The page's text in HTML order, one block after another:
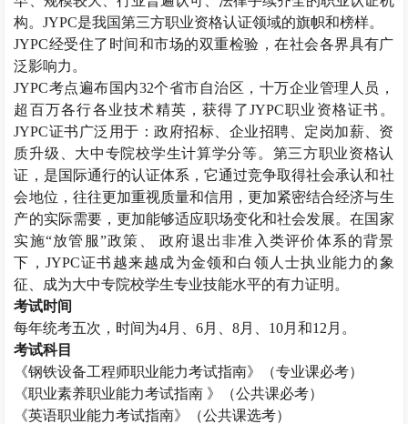
构。JYPC是我国第三方职业资格认证领域的旗帜和榜样。
JYPC经受住了时间和市场的双重检验，在社会各界具有广
泛影响力。
JYPC考点遍布国内32个省市自治区，十万企业管理人员，
超百万各行各业技术精英，获得了JYPC职业资格证书。
JYPC证书广泛用于：政府招标、企业招聘、定岗加薪、资
质升级、大中专院校学生计算学分等。第三方职业资格认
证，是国际通行的认证体系，它通过竞争取得社会承认和社
会地位，往往更加重视质量和信用，更加紧密结合经济与生
产的实际需要，更加能够适应职场变化和社会发展。在国家
实施“放管服”政策、 政府退出非准入类评价体系的背景
下， JYPC证书越来越成为金领和白领人士执业能力的象
征、成为大中专院校学生专业技能水平的有力证明。
考试时间
每年统考五次，时间为4月、6月、8月、 10月和12 月。
考试科目
《钢铁设备工程师职业能力考试指南》（专业课必考）
《职业素养职业能力考试指南 》（公共课必考）
《英语职业能力考试指南》（公共课选考）